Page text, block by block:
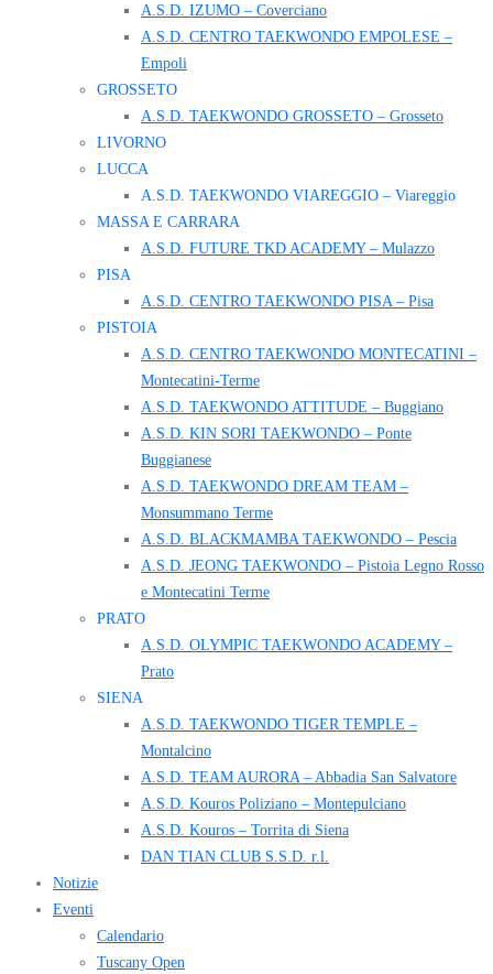
A.S.D. IZUMO – Coverciano
A.S.D. CENTRO TAEKWONDO EMPOLESE –
Empoli
GROSSETO
A.S.D. TAEKWONDO GROSSETO – Grosseto
LIVORNO
LUCCA
A.S.D. TAEKWONDO VIAREGGIO – Viareggio
MASSA E CARRARA
A.S.D. FUTURE TKD ACADEMY – Mulazzo
PISA
A.S.D. CENTRO TAEKWONDO PISA – Pisa
PISTOIA
A.S.D. CENTRO TAEKWONDO MONTECATINI –
Montecatini-Terme
A.S.D. TAEKWONDO ATTITUDE – Buggiano
A.S.D. KIN SORI TAEKWONDO – Ponte
Buggianese
A.S.D. TAEKWONDO DREAM TEAM –
Monsummano Terme
A.S.D. BLACKMAMBA TAEKWONDO – Pescia
A.S.D. JEONG TAEKWONDO – Pistoia Legno Rosso
e Montecatini Terme
PRATO
A.S.D. OLYMPIC TAEKWONDO ACADEMY –
Prato
SIENA
A.S.D. TAEKWONDO TIGER TEMPLE –
Montalcino
A.S.D. TEAM AURORA – Abbadia San Salvatore
A.S.D. Kouros Poliziano – Montepulciano
A.S.D. Kouros – Torrita di Siena
DAN TIAN CLUB S.S.D. r.l.
Notizie
Eventi
Calendario
Tuscany Open